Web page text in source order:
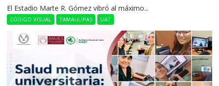
El Estadio Marte R. Gómez vibró al máximo...
CÓDIGO VISUAL TAMAULIPAS UAT